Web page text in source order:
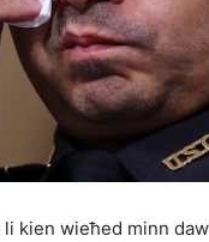
kien wieħed minn